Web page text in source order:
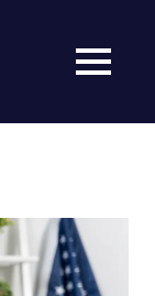
MENU